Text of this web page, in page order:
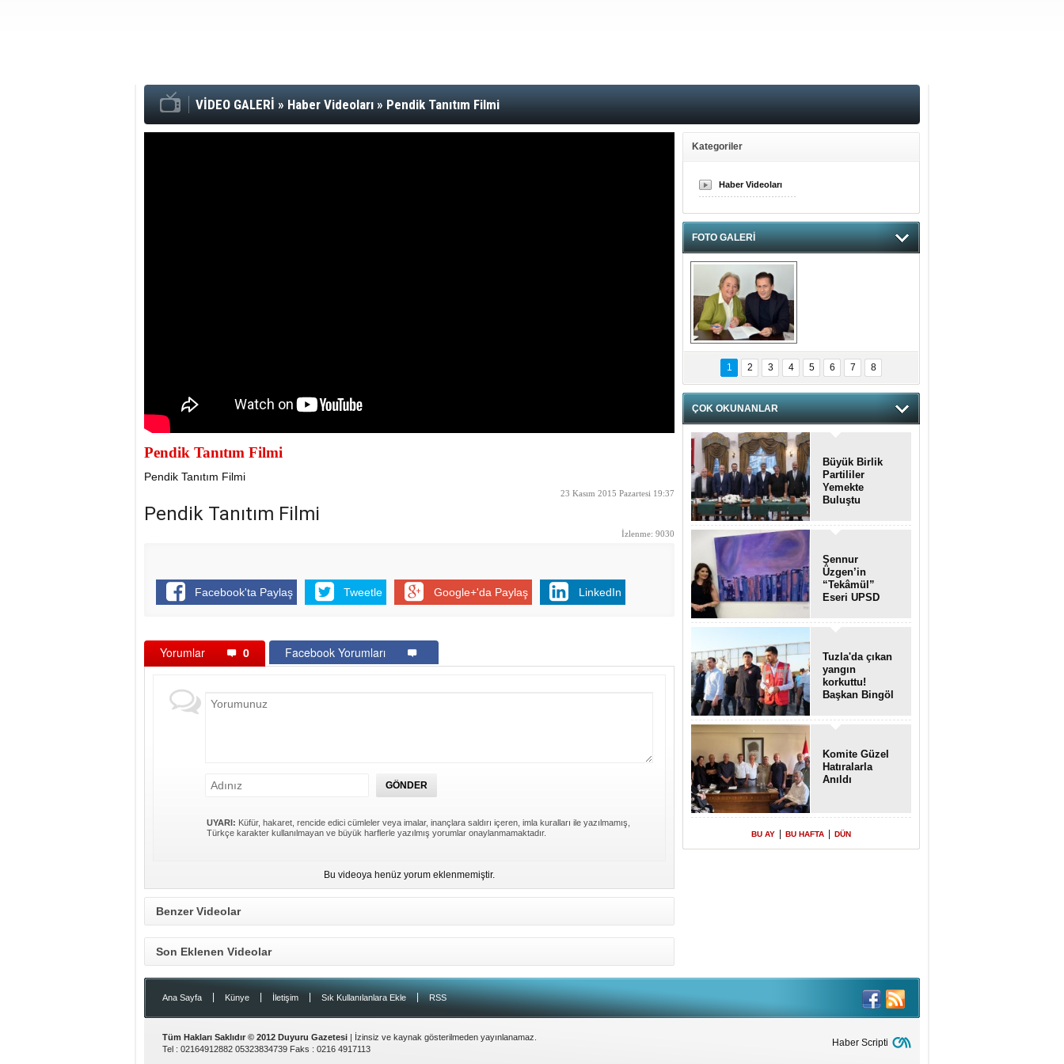
VİDEO GALERİ » Haber Videoları » Pendik Tanıtım Filmi
Pendik Tanıtım Filmi
Pendik Tanıtım Filmi
23 Kasım 2015 Pazartesi 19:37
Pendik Tanıtım Filmi
İzlenme: 9030
Facebook'ta Paylaş Tweetle Google+'da Paylaş LinkedIn
Yorumlar 0 Facebook Yorumları
UYARI: Küfür, hakaret, rencide edici cümleler veya imalar, inançlara saldırı içeren, imla kuralları ile yazılmamış,
Türkçe karakter kullanılmayan ve büyük harflerle yazılmış yorumlar onaylanmamaktadır.
Bu videoya henüz yorum eklenmemiştir.
Benzer Videolar
Son Eklenen Videolar
Kategoriler
Haber Videoları
FOTO GALERİ
hnzzzna
1 2 3 4 5 6 7 8
ÇOK OKUNANLAR
Büyük Birlik
Partililer
Yemekte
Buluştu
Şennur
Üzgen’in
“Tekâmül”
Eseri UPSD
Sergisi’nde
Tuzla'da çıkan
yangın
korkuttu!
Başkan Bingöl
Komite Güzel
Hatıralarla
Anıldı
BU AY BU HAFTA DÜN
Ana Sayfa Künye İletişim Sık Kullanılanlara Ekle | RSS
Tüm Hakları Saklıdır © 2012 Duyuru Gazetesi | İzinsiz ve kaynak gösterilmeden yayınlanamaz.
Tel : 02164912882 05323834739 Faks : 0216 4917113
Haber Scripti